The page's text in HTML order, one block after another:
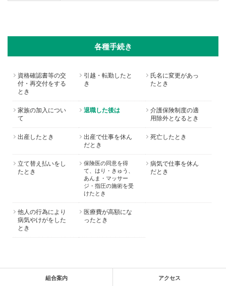
各種手続き
資格確認書等の交
付・再交付をする
とき
引越・転勤したと
き
氏名に変更があっ
たとき
家族の加入につい
て
退職した後は
介護保険制度の適
用除外となるとき
出産したとき
出産で仕事を休ん
だとき
死亡したとき
立て替え払いをし
たとき
保険医の同意を得
て、はり・きゅう、
あんま・マッサー
ジ・指圧の施術を受
けたとき
病気で仕事を休ん
だとき
他人の行為により
病気やけがをした
とき
医療費が高額にな
ったとき
組合案内 アクセス